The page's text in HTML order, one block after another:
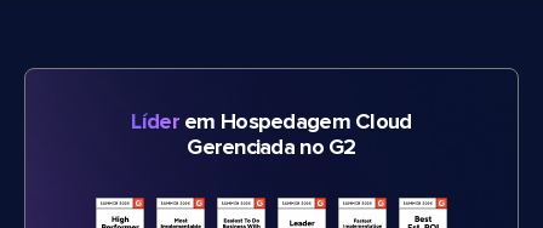
Líderem Hospedagem Cloud
Gerenciada no G2